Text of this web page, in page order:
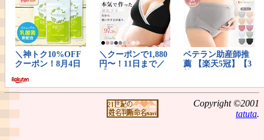
Copyright ©2001
tatuta.